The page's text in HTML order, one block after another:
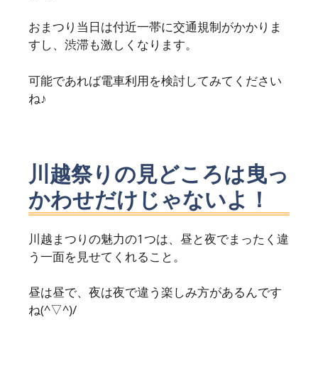
おまつり当日は付近一帯に交通規制がかかりま
すし、渋滞も激しくなります。
可能であれば電車利用を検討してみてください
ね♪
川越祭りの見どころは曳っ
かわせだけじゃないよ！
川越まつりの魅力の1つは、昼と夜でまったく違
う一面を見せてくれること。
昼は昼で、夜は夜で違う楽しみ方があるんです
ね(^▽^)/